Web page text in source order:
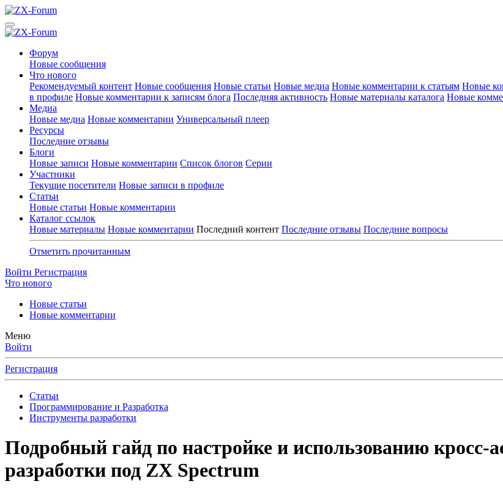
Форум
Новые сообщения
Что нового
Рекомендуемый контент Новые сообщения Новые статьи Новые медиа Новые комментарии к статьям Новые
в профиле Новые комментарии к записям блога Последняя активность Новые материалы каталога Новые
Медиа
Новые медиа Новые комментарии Универсальный плеер
Ресурсы
Последние отзывы
Блоги
Новые записи Новые комментарии Список блогов Серии
Участники
Текущие посетители Новые записи в профиле
Статьи
Новые статьи Новые комментарии
Каталог ссылок
Новые материалы Новые комментарии Последний контент Последние отзывы Последние вопросы
Отметить прочитанным
Войти Регистрация
Что нового
Новые статьи
Новые комментарии
Меню
Войти
Регистрация
Статьи
Программирование и Разработка
Инструменты разработки
Подробный гайд по настройке и использованию кросс-
разработки под ZX Spectrum